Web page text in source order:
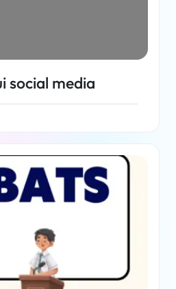
social media
di più